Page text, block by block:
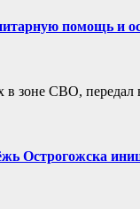
помощь и
зоне СВО, передал
Острогожска